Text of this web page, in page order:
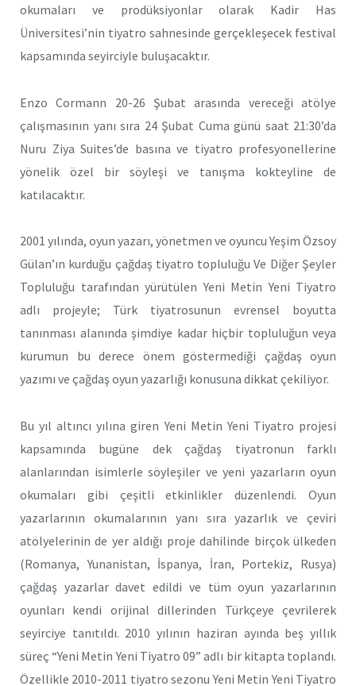
okumaları ve prodüksiyonlar olarak Kadir Has
Üniversitesi’nin tiyatro sahnesinde gerçekleşecek festival
kapsamında seyirciyle buluşacaktır.
Enzo Cormann 20-26 Şubat arasında vereceği atölye
çalışmasının yanı sıra 24 Şubat Cuma günü saat 21:30’da
Nuru Ziya Suites’de basına ve tiyatro profesyonellerine
yönelik özel bir söyleşi ve tanışma kokteyline de
katılacaktır.
2001 yılında, oyun yazarı, yönetmen ve oyuncu Yeşim Özsoy
Gülan’ın kurduğu çağdaş tiyatro topluluğu Ve Diğer Şeyler
Topluluğu tarafından yürütülen Yeni Metin Yeni Tiyatro
adlı projeyle; Türk tiyatrosunun evrensel boyutta
tanınması alanında şimdiye kadar hiçbir topluluğun veya
kurumun bu derece önem göstermediği çağdaş oyun
yazımı ve çağdaş oyun yazarlığı konusuna dikkat çekiliyor.
Bu yıl altıncı yılına giren Yeni Metin Yeni Tiyatro projesi
kapsamında bugüne dek çağdaş tiyatronun farklı
alanlarından isimlerle söyleşiler ve yeni yazarların oyun
okumaları gibi çeşitli etkinlikler düzenlendi. Oyun
yazarlarının okumalarının yanı sıra yazarlık ve çeviri
atölyelerinin de yer aldığı proje dahilinde birçok ülkeden
(Romanya, Yunanistan, İspanya, İran, Portekiz, Rusya)
çağdaş yazarlar davet edildi ve tüm oyun yazarlarının
oyunları kendi orijinal dillerinden Türkçeye çevrilerek
seyirciye tanıtıldı. 2010 yılının haziran ayında beş yıllık
süreç “Yeni Metin Yeni Tiyatro 09” adlı bir kitapta toplandı.
Özellikle 2010-2011 tiyatro sezonu Yeni Metin Yeni Tiyatro